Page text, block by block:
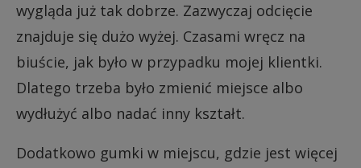
wygląda już tak dobrze. Zazwyczaj odcięcie
znajduje się dużo wyżej. Czasami wręcz na
biuście, jak było w przypadku mojej klientki.
Dlatego trzeba było zmienić miejsce albo
wydłużyć albo nadać inny kształt.
Dodatkowo gumki w miejscu, gdzie jest więcej